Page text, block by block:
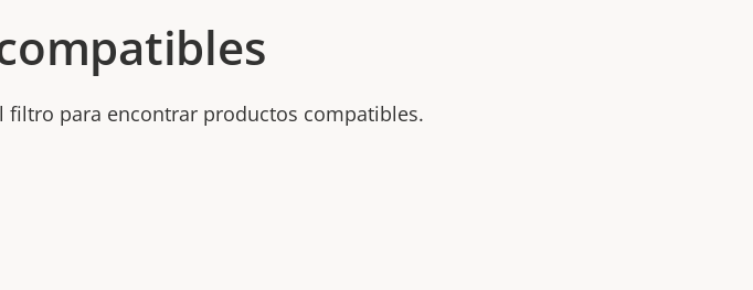
para encontrar productos compatibles.